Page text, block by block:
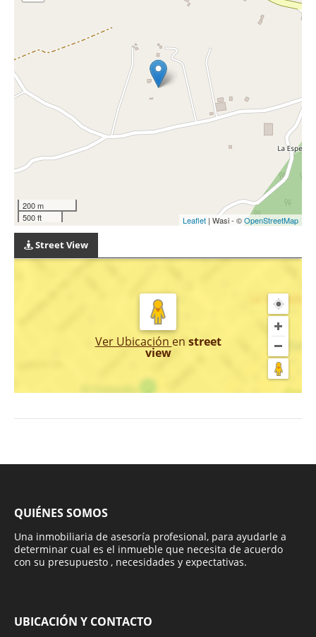
200 m
500 ft
Leaflet | Wasi - ©OpenStreetMap
Street View
Ver Ubicación en street
view
QUIÉNES SOMOS
Una inmobiliaria de asesoría profesional, para ayudarle a
determinar cual es el inmueble que necesita de acuerdo
con su presupuesto , necesidades y expectativas.
UBICACIÓN Y CONTACTO